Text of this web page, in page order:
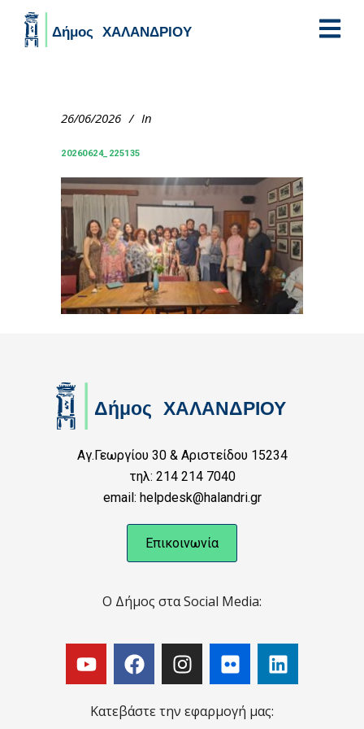
26/06/2026 In
20260624_225135
Αγ.Γεωργίου 30 & Αριστείδου 15234
τηλ: 214 214 7040
email: helpdesk@halandri.gr
Επικοινωνία
Ο Δήμος στα Social Media:
Κατεβάστε την εφαρμογή μας: